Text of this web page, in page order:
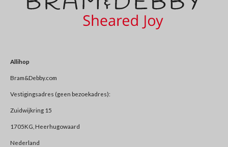
Allihop
Bram&Debby.com
Vestigingsadres (geen bezoekadres):
Zuidwijkring 15
1705KG, Heerhugowaard
Nederland